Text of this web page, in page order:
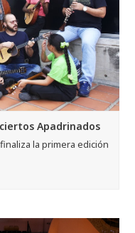
Apadrinados
la primera edición